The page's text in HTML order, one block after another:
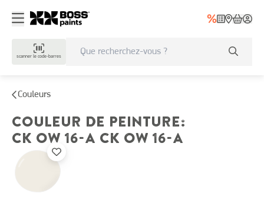
scanner le code-barres
Couleurs
COULEUR DE PEINTURE:
CK OW 16-A CK OW 16-A